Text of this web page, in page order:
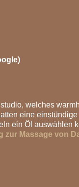
welches
eine
ein Öl auswählen
zur Massage von